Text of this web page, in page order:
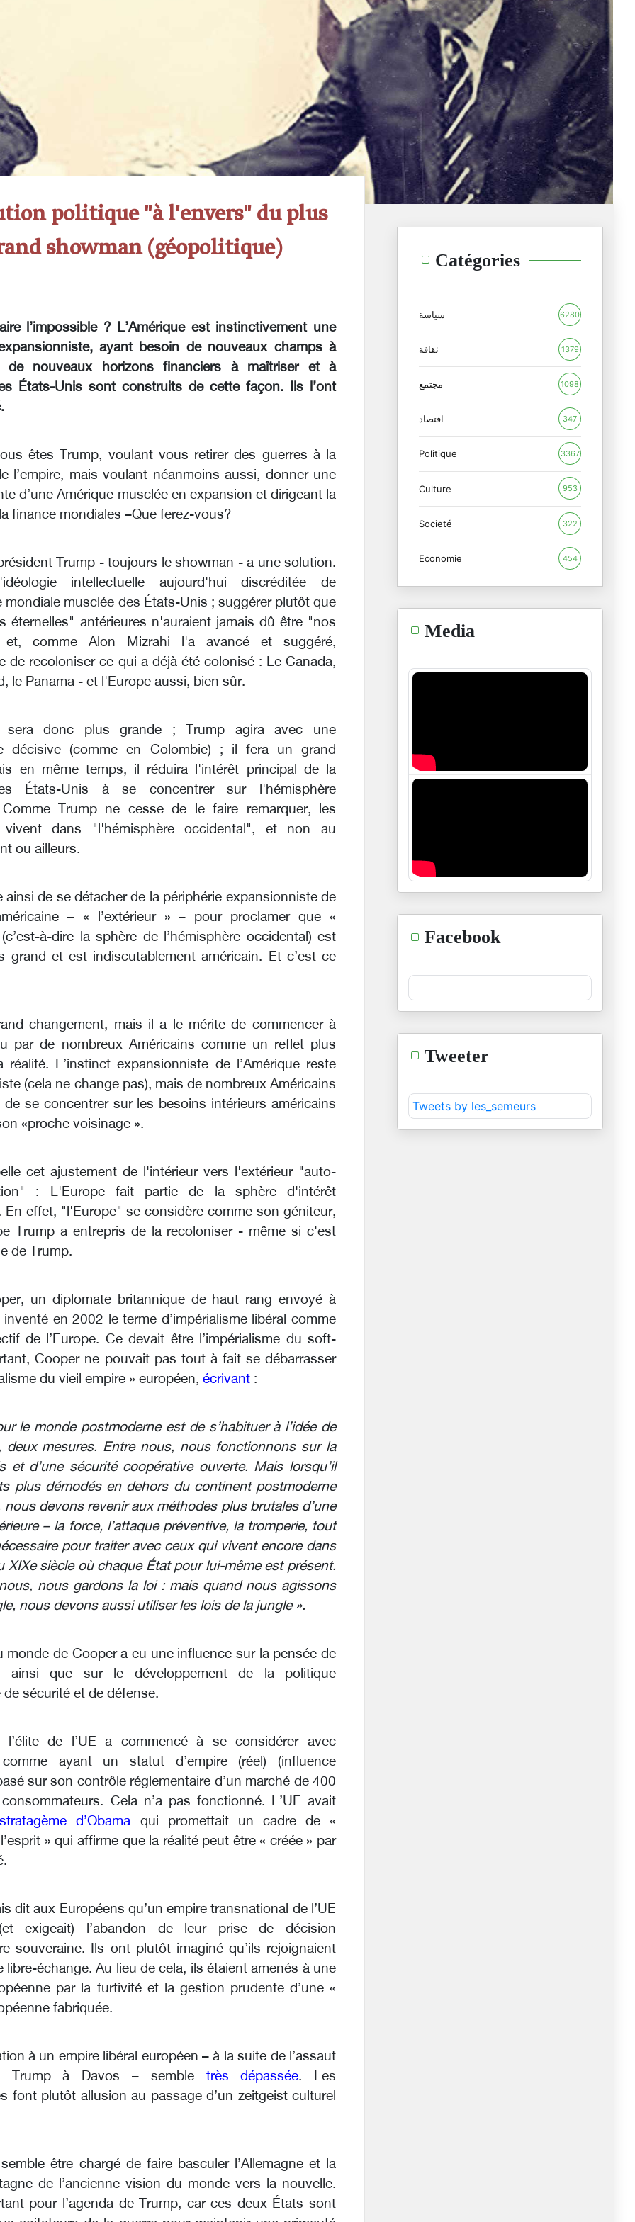
politique "à l'envers" du plus
showman (géopolitique)
l’impossible ? L’Amérique est instinctivement une
ayant besoin de nouveaux champs à
de nouveaux horizons financiers à maîtriser et à
États-Unis sont construits de cette façon. Ils l’ont
êtes Trump, voulant vous retirer des guerres à la
l’empire, mais voulant néanmoins aussi, donner une
d’une Amérique musclée en expansion et dirigeant la
finance mondiales –Que ferez-vous?
Trump - toujours le showman - a une solution.
intellectuelle aujourd'hui discréditée de
mondiale musclée des États-Unis ; suggérer plutôt que
éternelles" antérieures n'auraient jamais dû être "nos
comme Alon Mizrahi l'a avancé et suggéré,
de recoloniser ce qui a déjà été colonisé : Le Canada,
le Panama - et l'Europe aussi, bien sûr.
sera donc plus grande ; Trump agira avec une
décisive (comme en Colombie) ; il fera un grand
en même temps, il réduira l'intérêt principal de la
États-Unis à se concentrer sur l'hémisphère
Trump ne cesse de le faire remarquer, les
vivent dans "l'hémisphère occidental", et non au
ou ailleurs.
ainsi de se détacher de la périphérie expansionniste de
– « l’extérieur » – pour proclamer que «
(c’est-à-dire la sphère de l’hémisphère occidental) est
grand et est indiscutablement américain. Et c’est ce
changement, mais il a le mérite de commencer à
par de nombreux Américains comme un reflet plus
réalité. L’instinct expansionniste de l’Amérique reste
(cela ne change pas), mais de nombreux Américains
de se concentrer sur les besoins intérieurs américains
«proche voisinage ».
cet ajustement de l'intérieur vers l'extérieur "auto-
: L'Europe fait partie de la sphère d'intérêt
En effet, "l'Europe" se considère comme son géniteur,
Trump a entrepris de la recoloniser - même si c'est
de Trump.
un diplomate britannique de haut rang envoyé à
en 2002 le terme d’impérialisme libéral comme
de l’Europe. Ce devait être l’impérialisme du soft-
Cooper ne pouvait pas tout à fait se débarrasser
du vieil empire » européen,écrivant :
le monde postmoderne est de s’habituer à l’idée de
deux mesures. Entre nous, nous fonctionnons sur la
et d’une sécurité coopérative ouverte. Mais lorsqu’il
plus démodés en dehors du continent postmoderne
nous devons revenir aux méthodes plus brutales d’une
– la force, l’attaque préventive, la tromperie, tout
pour traiter avec ceux qui vivent encore dans
XIXe siècle où chaque État pour lui-même est présent.
nous gardons la loi : mais quand nous agissons
nous devons aussi utiliser les lois de la jungle ».
monde de Cooper a eu une influence sur la pensée de
ainsi que sur le développement de la politique
sécurité et de défense.
l’élite de l’UE a commencé à se considérer avec
ayant un statut d’empire (réel) (influence
sur son contrôle réglementaire d’un marché de 400
Cela n’a pas fonctionné. L’UE avait
stratagème d’Obama qui promettait un cadre de «
» qui affirme que la réalité peut être « créée » par
dit aux Européens qu’un empire transnational de l’UE
exigeait) l’abandon de leur prise de décision
souveraine. Ils ont plutôt imaginé qu’ils rejoignaient
libre-échange. Au lieu de cela, ils étaient amenés à une
par la furtivité et la gestion prudente d’une «
fabriquée.
à un empire libéral européen – à la suite de l’assaut
Trump à Davos – semble très dépassée. Les
font plutôt allusion au passage d’un zeitgeist culturel
être chargé de faire basculer l’Allemagne et la
de l’ancienne vision du monde vers la nouvelle.
pour l’agenda de Trump, car ces deux États sont
Catégories
سياسة 6280
ثقافة 1379
مجتمع 1098
اقتصاد 347
Politique 3367
Culture 953
Societé 322
Economie 454
Media
Facebook
Tweeter
Tweets by les_semeurs